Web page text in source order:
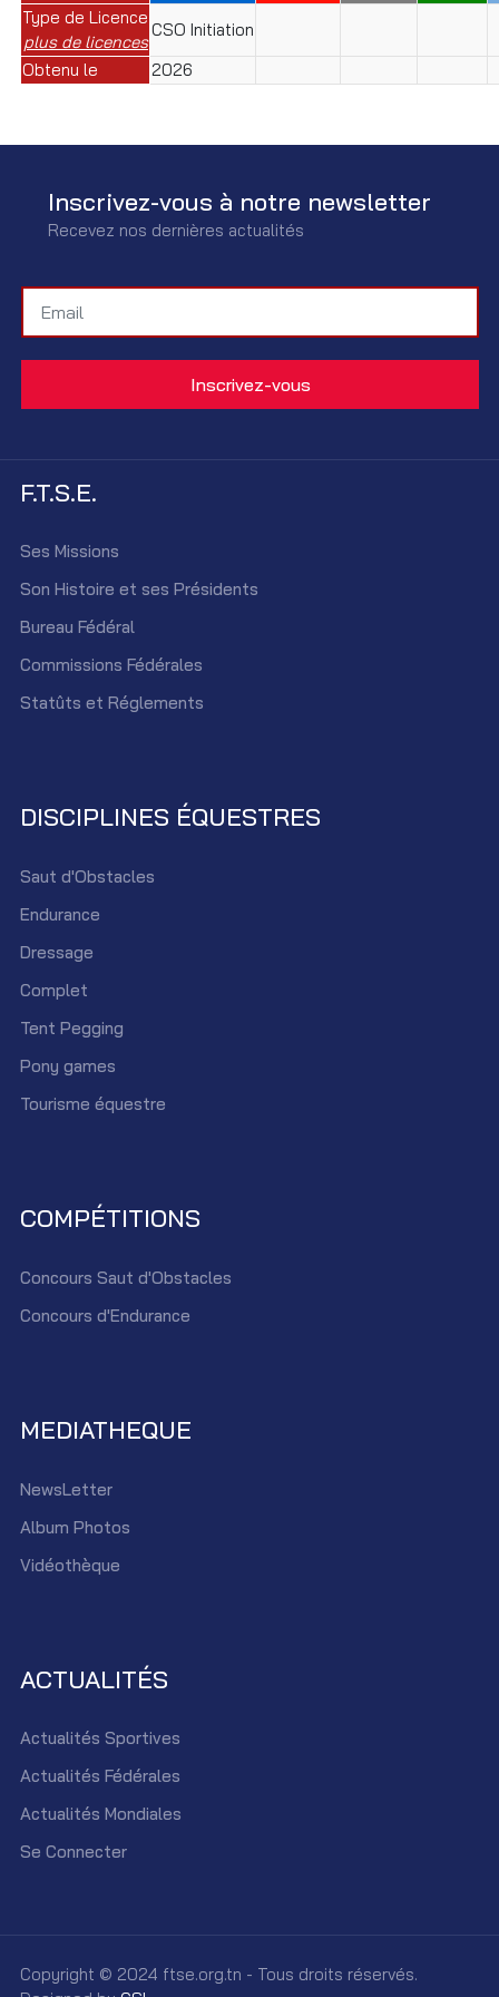
Type de Licence
plus de licences
CSO Initiation
Obtenu le
2026
Inscrivez-vous à notre newsletter
Recevez nos dernières actualités
F.T.S.E.
Ses Missions
Son Histoire et ses Présidents
Bureau Fédéral
Commissions Fédérales
Statûts et Réglements
DISCIPLINES ÉQUESTRES
Saut d'Obstacles
Endurance
Dressage
Complet
Tent Pegging
Pony games
Tourisme équestre
COMPÉTITIONS
Concours Saut d'Obstacles
Concours d'Endurance
MEDIATHEQUE
NewsLetter
Album Photos
Vidéothèque
ACTUALITÉS
Actualités Sportives
Actualités Fédérales
Actualités Mondiales
Se Connecter
Copyright © 2024 ftse.org.tn - Tous droits réservés.